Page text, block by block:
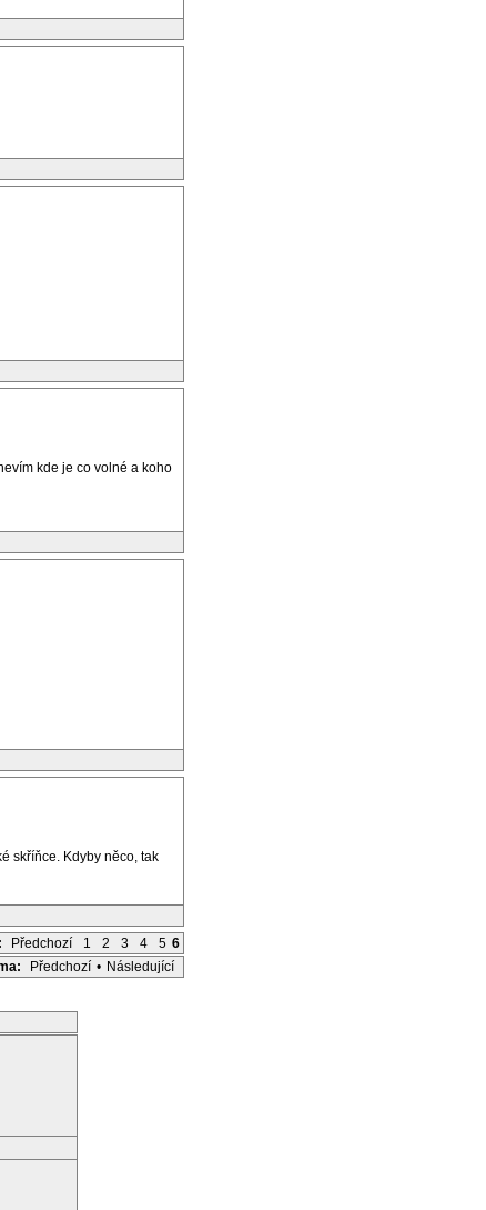
kde je co volné a koho
skříňce. Kdyby něco, tak
Předchozí 1 2 3 4 5 6
Předchozí • Následující